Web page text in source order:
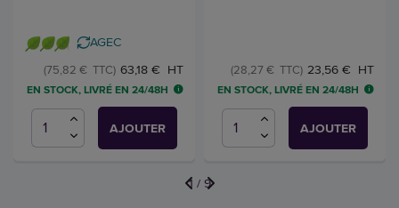
AGEC
63,18 € HT
(75,82 € TTC)
EN STOCK, LIVRÉ EN 24/48H
AJOUTER
23,56 € HT
(28,27 € TTC)
EN STOCK, LIVRÉ EN 24/48H
AJOUTER
1 / 9